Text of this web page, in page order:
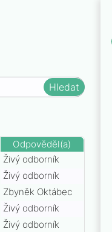
Odpověděl(a)
Živý odborník
Živý odborník
Zbyněk Oktábec
Živý odborník
Živý odborník